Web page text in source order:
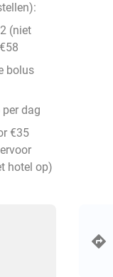
(niet
bolus
dag
€35
hotel op)